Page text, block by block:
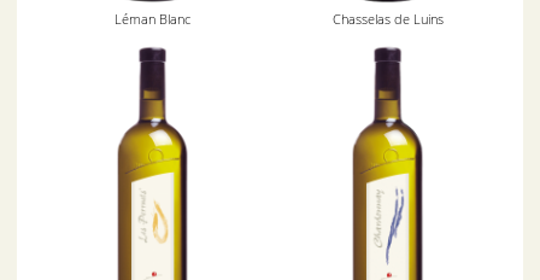
Léman Blanc Chasselas de Luins